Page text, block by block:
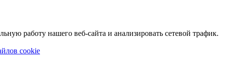
работу нашего веб-сайта и анализировать сетевой трафик.
cookie